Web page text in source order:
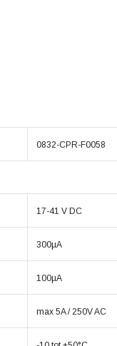
0832-CPR-F0058
17-41 V DC
300µA
100µA
max 5A / 250V AC